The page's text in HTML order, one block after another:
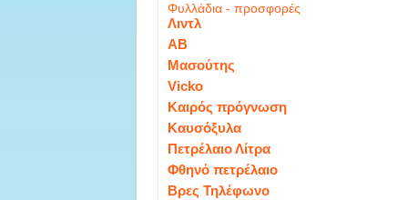
Φυλλάδια - προσφορές
Λιντλ
ΑΒ
Μασούτης
Vicko
Καιρός πρόγνωση
Καυσόξυλα
Πετρέλαιο Λίτρα
Φθηνό πετρέλαιο
Βρες Τηλέφωνο